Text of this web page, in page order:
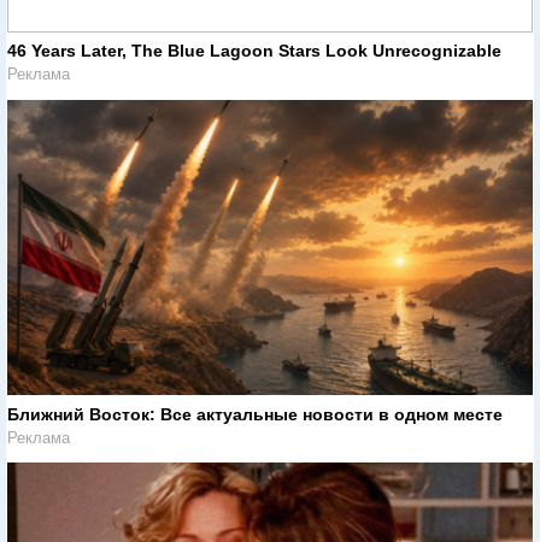
46 Years Later, The Blue Lagoon Stars Look Unrecognizable
Реклама
Ближний Восток: Все актуальные новости в одном месте
Реклама